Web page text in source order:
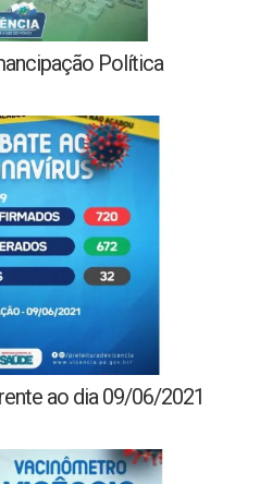
Política
ao dia 09/06/2021